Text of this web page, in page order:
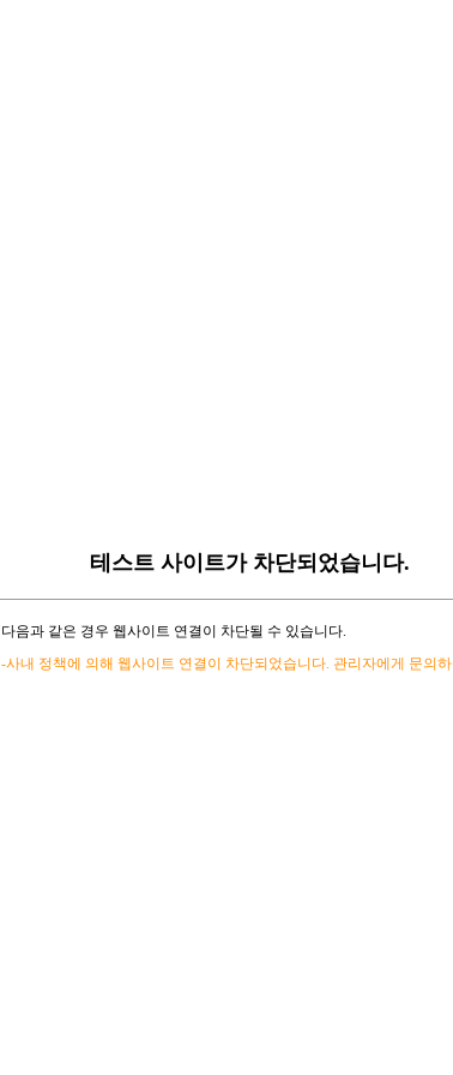
테스트 사이트가 차단되었습니다.
다음과 같은 경우 웹사이트 연결이 차단될 수 있습니다.
-사내 정책에 의해 웹사이트 연결이 차단되었습니다. 관리자에게 문의